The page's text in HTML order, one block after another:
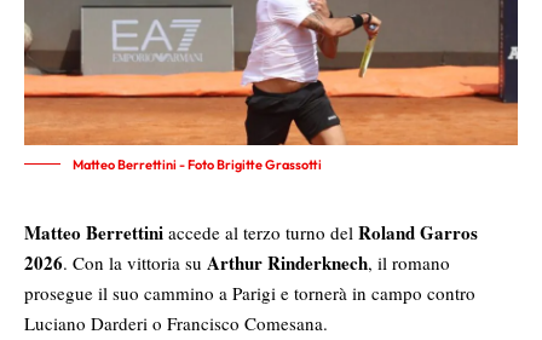
Matteo Berrettini - Foto Brigitte Grassotti
Matteo Berrettini accede al terzo turno del Roland Garros
2026. Con la vittoria su Arthur Rinderknech, il romano
prosegue il suo cammino a Parigi e tornerà in campo contro
Luciano Darderi o Francisco Comesana.